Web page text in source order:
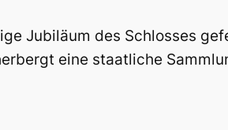
Jubiläum des Schlosses
eine staatliche